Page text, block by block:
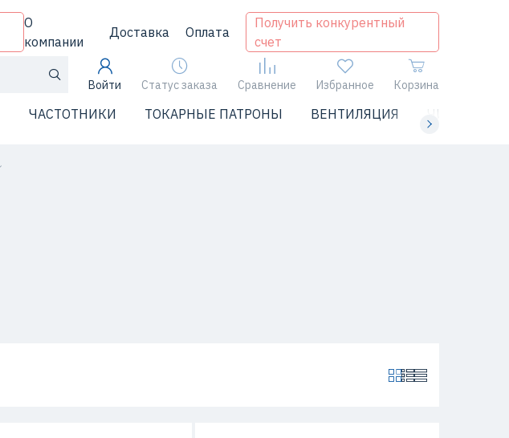
О
компании
Доставка Оплата
Получить конкурентный
счет
Войти Статус заказа Сравнение Избранное Корзина
ЧАСТОТНИКИ ТОКАРНЫЕ ПАТРОНЫ ВЕНТИЛЯЦИЯ ЧИЛЛЕРЫ